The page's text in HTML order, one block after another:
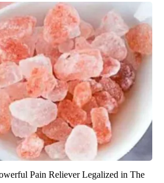
Pain Reliever Legalized in The